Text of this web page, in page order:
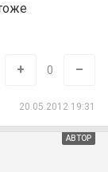
20.05.2012 19:31
+ 0 –
АВТОР